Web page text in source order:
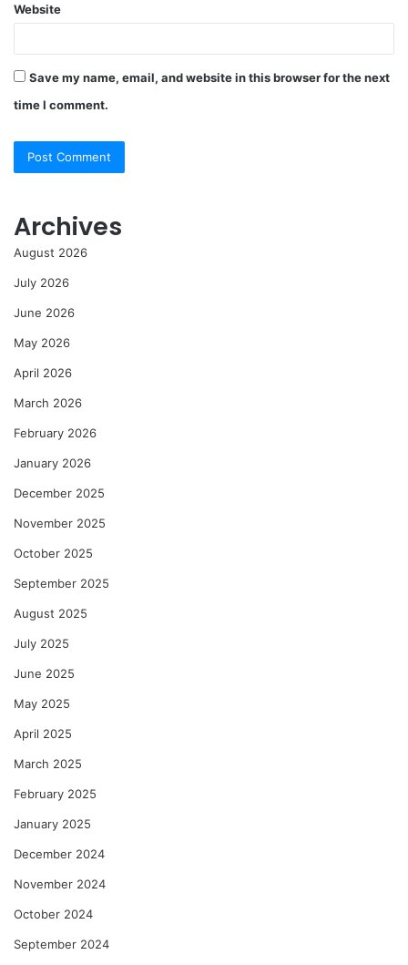
Website
Save my name, email, and website in this browser for the next
time I comment.
Archives
August 2026
July 2026
June 2026
May 2026
April 2026
March 2026
February 2026
January 2026
December 2025
November 2025
October 2025
September 2025
August 2025
July 2025
June 2025
May 2025
April 2025
March 2025
February 2025
January 2025
December 2024
November 2024
October 2024
September 2024